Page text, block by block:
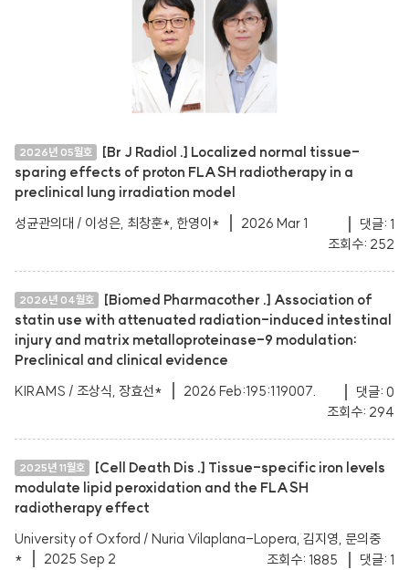
2026년 05월호
[Br J Radiol .] Localized normal tissue-
sparing effects of proton FLASH radiotherapy in a
preclinical lung irradiation model
성균관의대 / 이성은, 최창훈*, 한영이*
2026 Mar 1
댓글: 1
조회수: 252
2026년 04월호
[Biomed Pharmacother .] Association of
statin use with attenuated radiation-induced intestinal
injury and matrix metalloproteinase-9 modulation:
Preclinical and clinical evidence
KIRAMS / 조상식, 장효선*
2026 Feb:195:119007.
댓글: 0
조회수: 294
2025년 11월호
[Cell Death Dis .] Tissue-specific iron levels
modulate lipid peroxidation and the FLASH
radiotherapy effect
University of Oxford / Nuria Vilaplana-Lopera, 김지영, 문의중
*
2025 Sep 2 댓글: 1
조회수: 1885